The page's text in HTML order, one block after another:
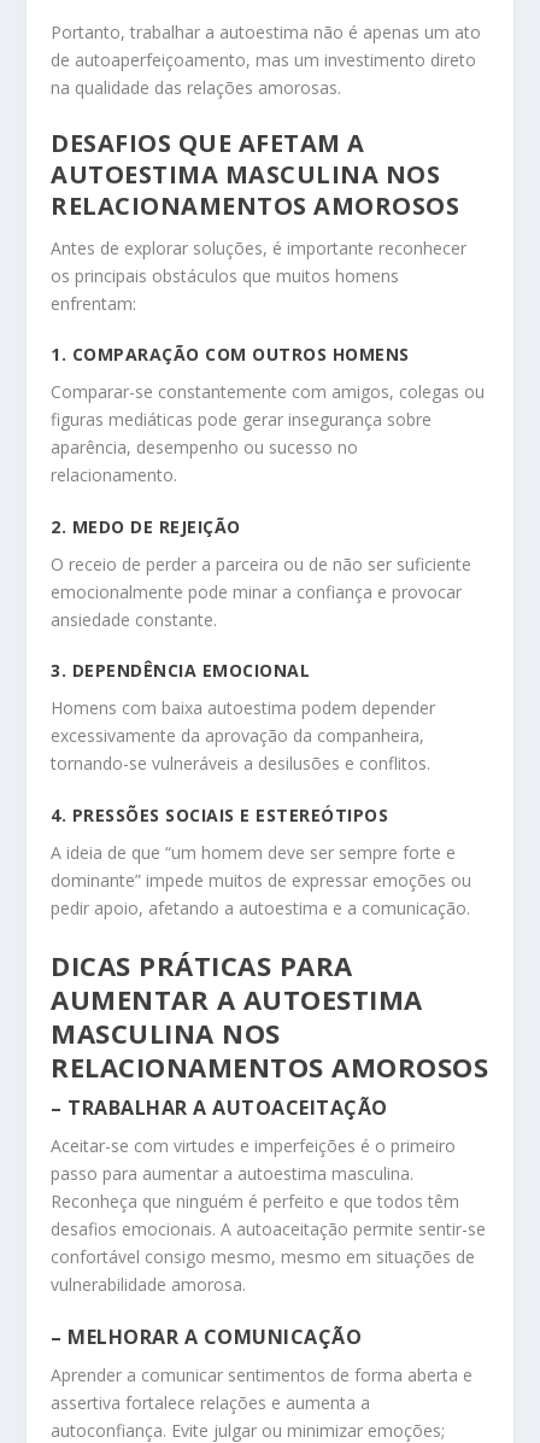
Portanto, trabalhar a autoestima não é apenas um ato
de autoaperfeiçoamento, mas um investimento direto
na qualidade das relações amorosas.
DESAFIOS QUE AFETAM A
AUTOESTIMA MASCULINA NOS
RELACIONAMENTOS AMOROSOS
Antes de explorar soluções, é importante reconhecer
os principais obstáculos que muitos homens
enfrentam:
1. COMPARAÇÃO COM OUTROS HOMENS
Comparar-se constantemente com amigos, colegas ou
figuras mediáticas pode gerar insegurança sobre
aparência, desempenho ou sucesso no
relacionamento.
2. MEDO DE REJEIÇÃO
O receio de perder a parceira ou de não ser suficiente
emocionalmente pode minar a confiança e provocar
ansiedade constante.
3. DEPENDÊNCIA EMOCIONAL
Homens com baixa autoestima podem depender
excessivamente da aprovação da companheira,
tornando-se vulneráveis a desilusões e conflitos.
4. PRESSÕES SOCIAIS E ESTEREÓTIPOS
A ideia de que “um homem deve ser sempre forte e
dominante” impede muitos de expressar emoções ou
pedir apoio, afetando a autoestima e a comunicação.
DICAS PRÁTICAS PARA
AUMENTAR A AUTOESTIMA
MASCULINA NOS
RELACIONAMENTOS AMOROSOS
– TRABALHAR A AUTOACEITAÇÃO
Aceitar-se com virtudes e imperfeições é o primeiro
passo para aumentar a autoestima masculina.
Reconheça que ninguém é perfeito e que todos têm
desafios emocionais. A autoaceitação permite sentir-se
confortável consigo mesmo, mesmo em situações de
vulnerabilidade amorosa.
– MELHORAR A COMUNICAÇÃO
Aprender a comunicar sentimentos de forma aberta e
assertiva fortalece relações e aumenta a
autoconfiança. Evite julgar ou minimizar emoções;